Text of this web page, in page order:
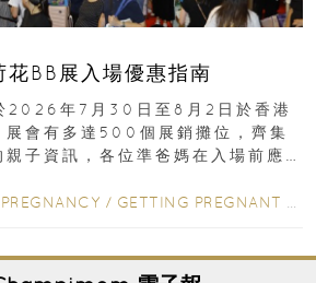
BB展入場優惠指南
2026年7月30日至8月2日於香港
展會有多達500個展銷攤位，齊集
子資訊，各位準爸媽在入場前應
PREGNANCY / GETTING PREGNANT